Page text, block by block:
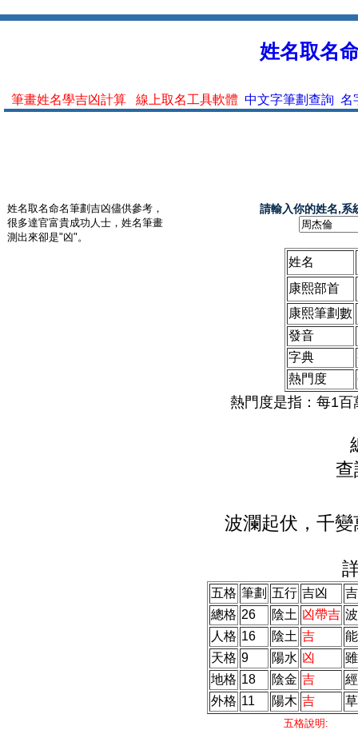
姓名取名
筆畫姓名學吉凶計算 線上取名工具軟體 中文字筆劃查詢 名
姓名取名命名筆劃吉凶儘供參考，
很多達官富貴成功人士，姓名筆畫
測出來卻是"凶"。
請輸入你的姓名,系
姓名
康熙部首
康熙筆劃數
發音
字典
熱門度
熱門度是指：每1
查
波瀾起伏，千
五格 筆劃 五行 吉凶
總格 26 陰土 凶帶吉
人格 16 陰土 吉
天格 9 陽水 凶
地格 18 陰金 吉
外格 11 陽木 吉
五格說明: